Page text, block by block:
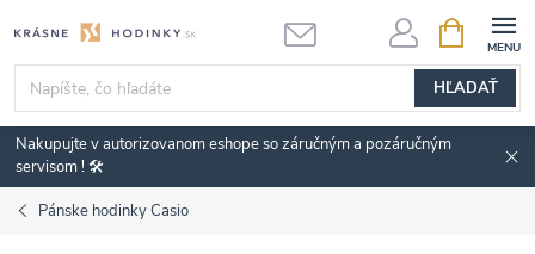
na
obsah
HĽADAŤ
KOŠÍK
Nakupujte v autorizovanom eshope so záručným a pozáručným
servisom ! 🛠️
Pánske hodinky Casio